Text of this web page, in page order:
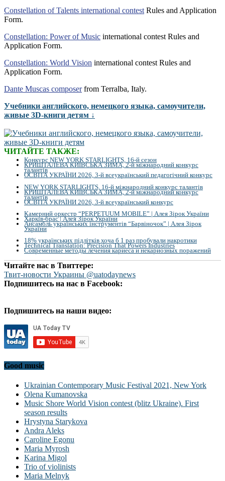
Constellation of Talents international contest Rules and Application
Form.
Constellation: Power of Music international contest Rules and
Application Form.
Constellation: World Vision international contest Rules and
Application Form.
Dante Muscas composerfrom Terralba, Italy.
Учебники английского, немецкого языка, самоучители,
живые 3D-книги детям ↓
ЧИТАЙТЕ ТАКЖЕ:
Конкурс NEW YORK STARLIGHTS, 16-й сезон
КРИШТАЛЕВА КИЇВСЬКА ЗИМА, 2-й міжнародний конкурс
талантів
ОСВІТА УКРАЇНИ 2026, 3-й всеукраїнський педагогічний конкурс
NEW YORK STARLIGHTS, 16-й міжнародний конкурс талантів
КРИШТАЛЕВА КИЇВСЬКА ЗИМА, 2-й міжнародний конкурс
талантів
ОСВІТА УКРАЇНИ 2026, 3-й всеукраїнський конкурс
Камерний оркестр “PERPETUUM MOBILE” | Алея Зірок України
Харків-брас | Алея Зірок України
Ансамбль українських інструментів “Барвіночок” | Алея Зірок
України
18% українських підлітків хоча б 1 раз пробували накротики
Technical Translation: Precision That Powers Industries
Современные методы лечения кариеса и некариозных поражений
Читайте нас в Твиттере:
Твит-новости Украины @uatodaynews
Подпишитесь на нас в Facebook:
Подпишитесь на наши видео:
Good music
Ukrainian Contemporary Music Festival 2021, New York
Olena Kumanovska
Music Shore World Vision contest (blitz Ukraine). First
season results
Hrystyna Starykova
Andra Aleks
Caroline Egonu
Maria Myrosh
Karina Migol
Trio of violinists
Maria Melnyk